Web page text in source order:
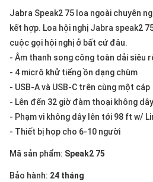
Jabra Speak2 75 loa ngoài chuyên
kết hợp. Loa hội nghị Jabra speak2
cuộc gọi hội nghị ở bất cứ đâu.
- Âm thanh song công toàn dải siêu
- 4 micrô khử tiếng ồn dạng chùm
- USB-A và USB-C trên cùng một cáp
- Lên đến 32 giờ đàm thoại không dây
- Phạm vi không dây lên tới 98 ft w/
- Thiết bị họp cho 6-10 người
Mã sản phẩm: Speak2 75
Bảo hành: 24 tháng
Tin
Liên
hệ
Giới
thiệu
NGÔN
NGỮ
Tiếng